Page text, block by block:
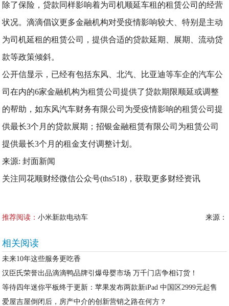
除了保险，贷款同样影响着为司机顺延车租的租赁公司的经营
状况。滴滴倡议更多金融机构对受疫情影响较大、特别是主动
为司机延租的租赁公司，提供合适的贷款延期、展期、流动贷
款等政策倾斜。
公开信显示，已经有包括东风、北汽、比亚迪等车企的汽车公
司在内的6家金融机构为租赁公司提供了贷款期限顺延或调整
的帮助，如东风汽车财务有限公司为受疫情影响的租赁公司提
供最长3个月的贷款展期；招银金融租赁有限公司为租赁公司
提供最长3个月的租金支付调整计划。
来源: 封面新闻
关注同花顺财经微信公众号(ths518)，获取更多财经资讯
推荐阅读：小米新款电动车 来源：
相关阅读
未来10年这些服务更吃香
汉臣氏荣誉出品滴滴鸭品牌引爆母婴市场 万千门店争相订货！
等待四年迷你平板终于更新：苹果发布两款新iPad 中国区2999元起售
爱屋吉屋倒闭后，房产中介的创新营销之路在何方？